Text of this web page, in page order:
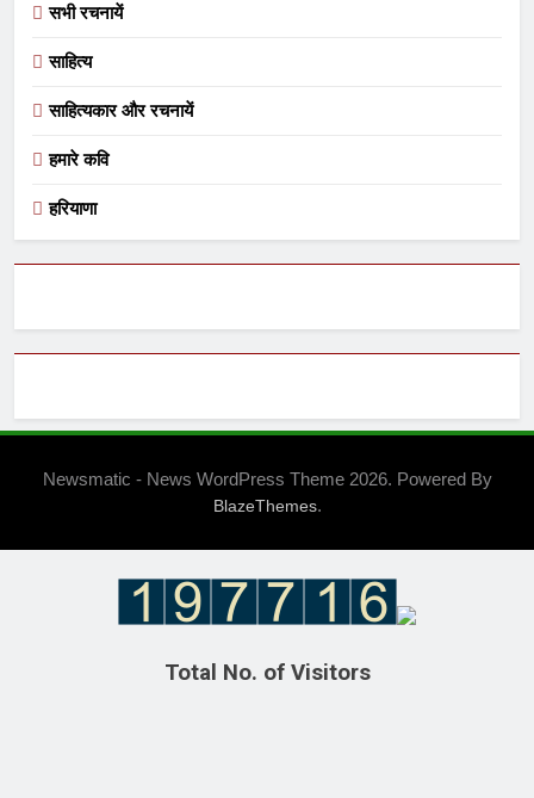
सभी रचनायें
साहित्य
साहित्यकार और रचनायें
हमारे कवि
हरियाणा
Newsmatic - News WordPress Theme 2026. Powered By
BlazeThemes.
Total No. of Visitors